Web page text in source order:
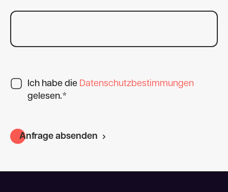
Ich habe die Datenschutzbestimmungen
gelesen.*
Anfrage absenden